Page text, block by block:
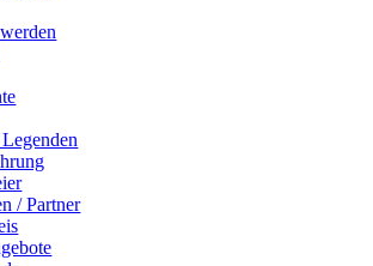
/ Partner